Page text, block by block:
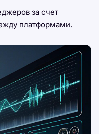
за счет
платформами.